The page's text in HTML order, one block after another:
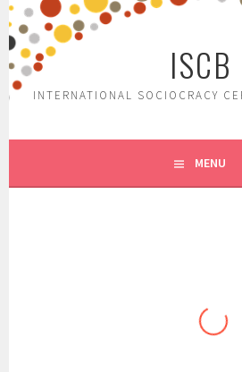
Skip
to
content
ISCB
INTERNATIONAL SOCIOCRACY
MENU